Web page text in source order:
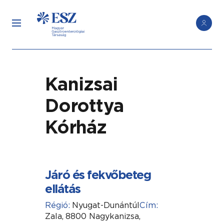
Kanizsai
Dorottya
Kórház
Járó és fekvőbeteg
ellátás
Régió: Nyugat-DunántúlCím:
Zala, 8800 Nagykanizsa,